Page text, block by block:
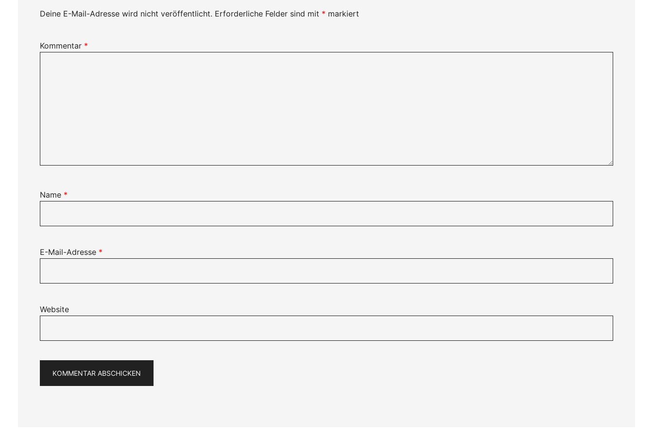
Deine E-Mail-Adresse wird nicht veröffentlicht. Erforderliche Felder sind mit * markiert
Kommentar *
Name *
E-Mail-Adresse *
Website